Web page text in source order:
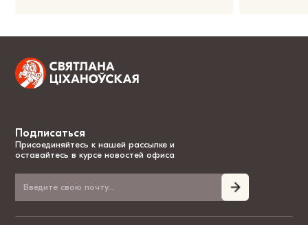
Подписаться
Присоединяйтесь к нашей рассылке и
оставайтесь в курсе новостей офиса